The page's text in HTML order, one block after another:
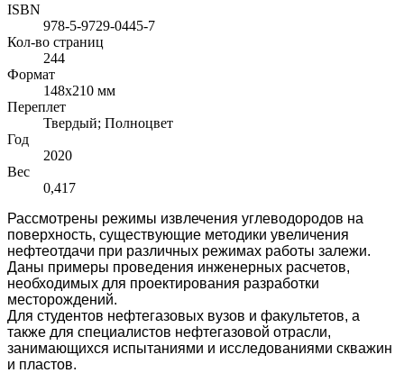
ISBN
978-5-9729-0445-7
Кол-во страниц
244
Формат
148x210 мм
Переплет
Твердый; Полноцвет
Год
2020
Вес
0,417
Рассмотрены режимы извлечения углеводородов на
поверхность, суще­ствующие методики увеличения
нефтеотдачи при различных режимах рабо­ты залежи.
Даны примеры проведения инженерных расчетов,
необходимых для проектирования разработки
месторождений.
Для студентов нефтегазовых вузов и факультетов, а
также для специали­стов нефтегазовой отрасли,
занимающихся испытаниями и исследованиями скважин
и пластов.